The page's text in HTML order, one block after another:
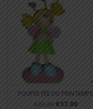
POUPÉE FÉE DU PRINTEMPS
€20.00 €17.00